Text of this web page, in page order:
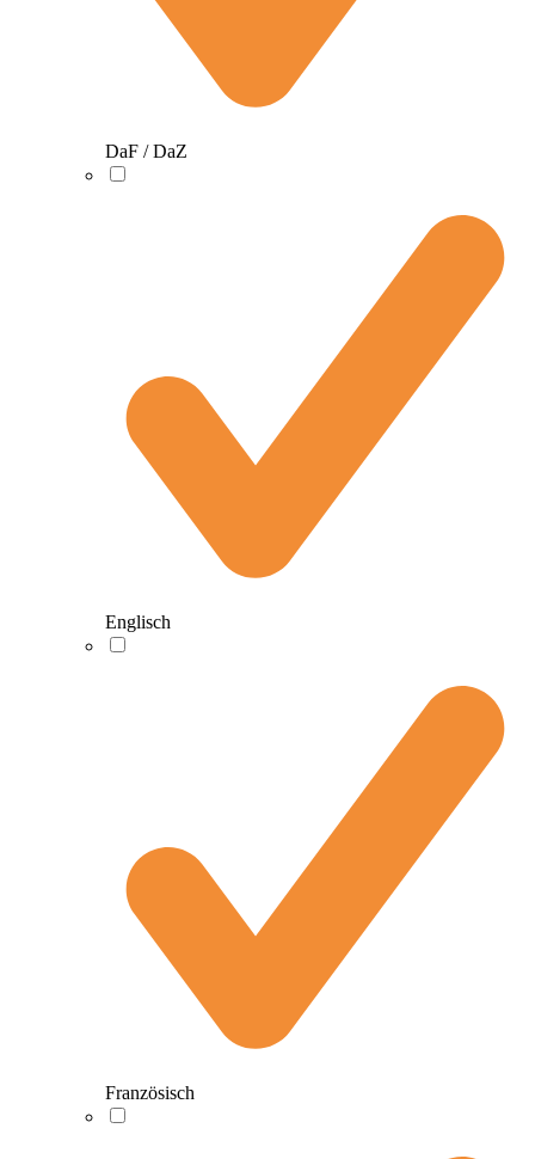
DaF / DaZ
Englisch
Französisch